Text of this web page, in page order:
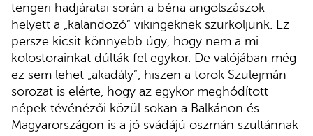
tengeri hadjáratai során a béna angolszászok
helyett a „kalandozó” vikingeknek szurkoljunk. Ez
persze kicsit könnyebb úgy, hogy nem a mi
kolostorainkat dúlták fel egykor. De valójában még
ez sem lehet „akadály”, hiszen a török Szulejmán
sorozat is elérte, hogy az egykor meghódított
népek tévénézői közül sokan a Balkánon és
Magyarországon is a jó svádájú oszmán szultánnak